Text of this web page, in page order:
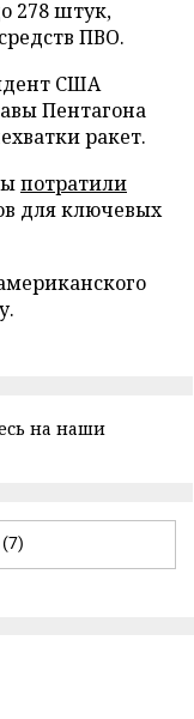
278 штук,
ПВО.
США
Пентагона
ракет.
потратили
для ключевых
на наши
(7)